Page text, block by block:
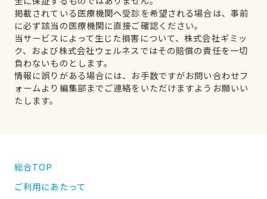
掲載されている医療機関へ受診を希望される場合は、事前
に必ず該当の医療機関に直接ご確認ください。
当サービスによって生じた損害について、株式会社ギミッ
ク、および株式会社ウェルネスではその賠償の責任を一切
負わないものとします。
情報に誤りがある場合には、お手数ですがお問い合わせフ
ォームより編集部までご連絡をいただけますようお願いい
たします。
総合TOP
ご利用にあたって